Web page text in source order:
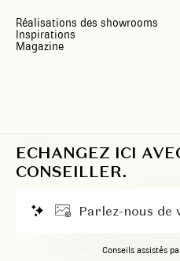
ECHANGEZ ICI
CONSEILLER.
Parlez-nous de
Conseils assistés
Réalisations des showrooms
Inspirations
Magazine
BE/FR
Politique de confidentialité